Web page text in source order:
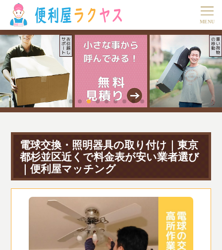
電球交換・照明器具の取り付け｜東京
都杉並区近くで料金表が安い業者選び
｜便利屋マッチング